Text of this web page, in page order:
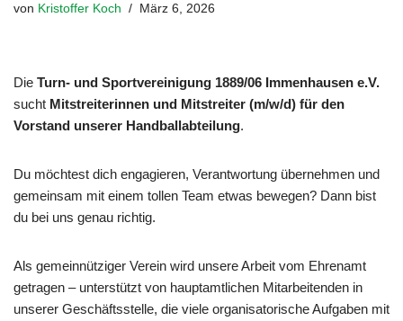
von Kristoffer Koch März 6, 2026
Die Turn- und Sportvereinigung 1889/06 Immenhausen e.V.
sucht Mitstreiterinnen und Mitstreiter (m/w/d) für den
Vorstand unserer Handballabteilung.
Du möchtest dich engagieren, Verantwortung übernehmen und
gemeinsam mit einem tollen Team etwas bewegen? Dann bist
du bei uns genau richtig.
Als gemeinnütziger Verein wird unsere Arbeit vom Ehrenamt
getragen – unterstützt von hauptamtlichen Mitarbeitenden in
unserer Geschäftsstelle, die viele organisatorische Aufgaben mit